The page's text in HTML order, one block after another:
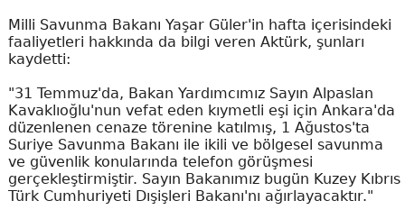
Milli Savunma Bakanı Yaşar Güler'in hafta içerisindeki
faaliyetleri hakkında da bilgi veren Aktürk, şunları
kaydetti:
"31 Temmuz'da, Bakan Yardımcımız Sayın Alpaslan
Kavaklıoğlu'nun vefat eden kıymetli eşi için Ankara'da
düzenlenen cenaze törenine katılmış, 1 Ağustos'ta
Suriye Savunma Bakanı ile ikili ve bölgesel savunma
ve güvenlik konularında telefon görüşmesi
gerçekleştirmiştir. Sayın Bakanımız bugün Kuzey Kıbrıs
Türk Cumhuriyeti Dışişleri Bakanı'nı ağırlayacaktır."